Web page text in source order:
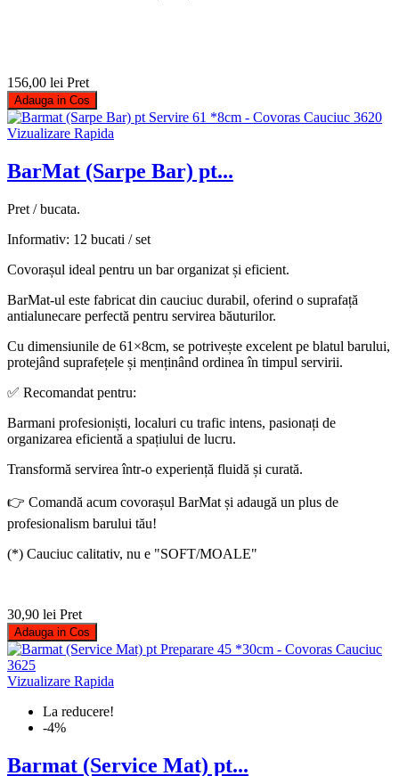
156,00 lei Pret
Adauga in Cos
Vizualizare Rapida
BarMat (Sarpe Bar) pt...
Pret / bucata.
Informativ: 12 bucati / set
Covorașul ideal pentru un bar organizat și eficient.
BarMat-ul este fabricat din cauciuc durabil, oferind o suprafață
antialunecare perfectă pentru servirea băuturilor.
Cu dimensiunile de 61×8cm, se potrivește excelent pe blatul barului,
protejând suprafețele și menținând ordinea în timpul servirii.
✅ Recomandat pentru:
Barmani profesioniști, localuri cu trafic intens, pasionați de
organizarea eficientă a spațiului de lucru.
Transformă servirea într-o experiență fluidă și curată.
👉 Comandă acum covorașul BarMat și adaugă un plus de
profesionalism barului tău!
(*) Cauciuc calitativ, nu e "SOFT/MOALE"
30,90 lei Pret
Adauga in Cos
Vizualizare Rapida
La reducere!
-4%
Barmat (Service Mat) pt...